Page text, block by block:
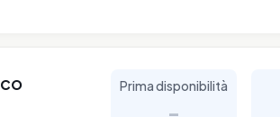
Prima disponibilità
-